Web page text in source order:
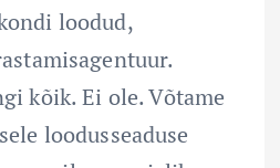
loodud,
kõik. Ei ole. Võtame
loodusseaduse